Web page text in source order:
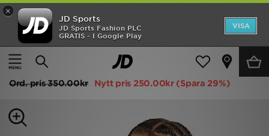
×
JD Sports
JD Sports Fashion PLC
GRATIS - I Google Play
VISA
Hem
Barn Juniorkläder (8-15 År) T-Shirts och Pikétröjor
Under Armour Tech Utility T-Shirt Junior
Ord. pris350.00kr Nytt pris 250.00kr (Spara 29%)
Hem
Rea
Dam